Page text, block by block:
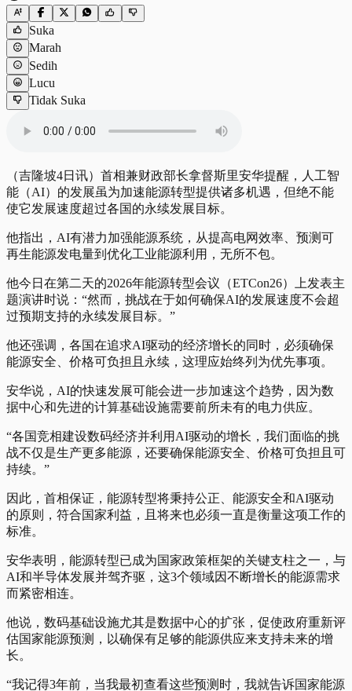
Suka
Marah
Sedih
Lucu
Tidak Suka
（吉隆坡4日讯）首相兼财政部长拿督斯里安华提醒，人工智
能（AI）的发展虽为加速能源转型提供诸多机遇，但绝不能
使它发展速度超过各国的永续发展目标。
他指出，AI有潜力加强能源系统，从提高电网效率、预测可
再生能源发电量到优化工业能源利用，无所不包。
他今日在第二天的2026年能源转型会议（ETCon26）上发表主
题演讲时说：“然而，挑战在于如何确保AI的发展速度不会超
过预期支持的永续发展目标。”
他还强调，各国在追求AI驱动的经济增长的同时，必须确保
能源安全、价格可负担且永续，这理应始终列为优先事项。
安华说，AI的快速发展可能会进一步加速这个趋势，因为数
据中心和先进的计算基础设施需要前所未有的电力供应。
“各国竞相建设数码经济并利用AI驱动的增长，我们面临的挑
战不仅是生产更多能源，还要确保能源安全、价格可负担且可
持续。”
因此，首相保证，能源转型将秉持公正、能源安全和AI驱动
的原则，符合国家利益，且将来也必须一直是衡量这项工作的
标准。
安华表明，能源转型已成为国家政策框架的关键支柱之一，与
AI和半导体发展并驾齐驱，这3个领域因不断增长的能源需求
而紧密相连。
他说，数码基础设施尤其是数据中心的扩张，促使政府重新评
估国家能源预测，以确保有足够的能源供应来支持未来的增
长。
“我记得3年前，当我最初查看这些预测时，我就告诉国家能源